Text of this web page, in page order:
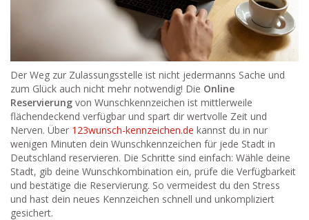
Der Weg zur Zulassungsstelle ist nicht jedermanns Sache und
zum Glück auch nicht mehr notwendig! Die Online
Reservierung von Wunschkennzeichen ist mittlerweile
flächendeckend verfügbar und spart dir wertvolle Zeit und
Nerven. Über 123wunsch-kennzeichen.de kannst du in nur
wenigen Minuten dein Wunschkennzeichen für jede Stadt in
Deutschland reservieren. Die Schritte sind einfach: Wähle deine
Stadt, gib deine Wunschkombination ein, prüfe die Verfügbarkeit
und bestätige die Reservierung. So vermeidest du den Stress
und hast dein neues Kennzeichen schnell und unkompliziert
gesichert.